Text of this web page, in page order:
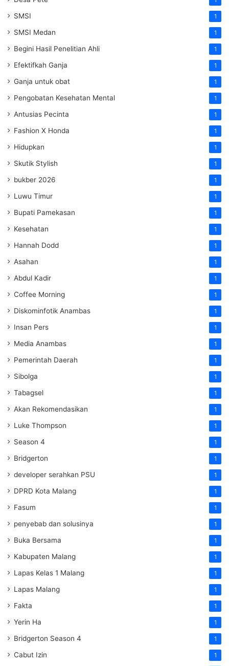
SMSI 1
SMSI Medan 1
Begini Hasil Penelitian Ahli 1
Efektifkah Ganja 1
Ganja untuk obat 1
Pengobatan Kesehatan Mental 1
Antusias Pecinta 1
Fashion X Honda 1
Hidupkan 1
Skutik Stylish 1
bukber 2026 1
Luwu Timur 1
Bupati Pamekasan 1
Kesehatan 1
Hannah Dodd 1
Asahan 1
Abdul Kadir 1
Coffee Morning 1
Diskominfotik Anambas 1
Insan Pers 1
Media Anambas 1
Pemerintah Daerah 1
Sibolga 1
Tabagsel 1
Akan Rekomendasikan 1
Luke Thompson 1
Season 4 1
Bridgerton 1
developer serahkan PSU 1
DPRD Kota Malang 1
Fasum 1
penyebab dan solusinya 1
Buka Bersama 1
Kabupaten Malang 1
Lapas Kelas 1 Malang 1
Lapas Malang 1
Fakta 1
Yerin Ha 1
Bridgerton Season 4 1
Cabut Izin 1